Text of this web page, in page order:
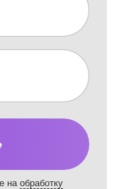
на обработку